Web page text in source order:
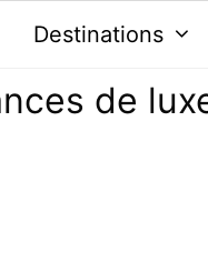
Destinations
de